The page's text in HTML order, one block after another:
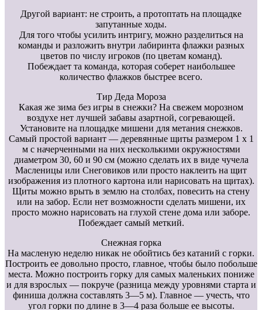
Другой вариант: не строить, а протоптать на площадке
запутанные ходы.
Для того чтобы усилить интригу, можно разделиться на
команды и разложить внутри лабиринта флажки разных
цветов по числу игроков (по цветам команд).
Побеждает та команда, которая соберет наибольшее
количество флажков быстрее всего.
Тир Деда Мороза
Какая же зима без игры в снежки? На свежем морозном
воздухе нет лучшей забавы азартной, согревающей.
Установите на площадке мишени для метания снежков.
Самый простой вариант — деревянные щиты размером 1 х 1
м с начерченными на них несколькими окружностями
диаметром 30, 60 и 90 см (можно сделать их в виде чучела
Масленицы или Снеговиков или просто наклеить на щит
изображения из плотного картона или нарисовать на щитах).
Щиты можно врыть в землю на столбах, повесить на стену
или на забор. Если нет возможности сделать мишени, их
просто можно нарисовать на глухой стене дома или заборе.
Побеждает самый меткий.
Снежная горка
На масленую неделю никак не обойтись без катаний с горки.
Построить ее довольно просто, главное, чтобы было побольше
места. Можно построить горку для самых маленьких пониже
и для взрослых — покруче (разница между уровнями старта и
финиша должна составлять 3—5 м). Главное — учесть, что
угол горки по длине в 3—4 раза больше ее высоты.